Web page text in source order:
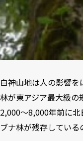
白神山地は人の影響
林が東アジア最大級
2,000〜8,000年前に
ブナ林が残存している